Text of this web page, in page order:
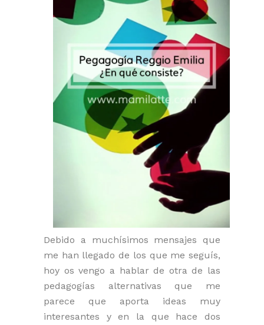
Debido a muchísimos mensajes que
me han llegado de los que me seguís,
hoy os vengo a hablar de otra de las
pedagogías alternativas que me
parece que aporta ideas muy
interesantes y en la que hace dos